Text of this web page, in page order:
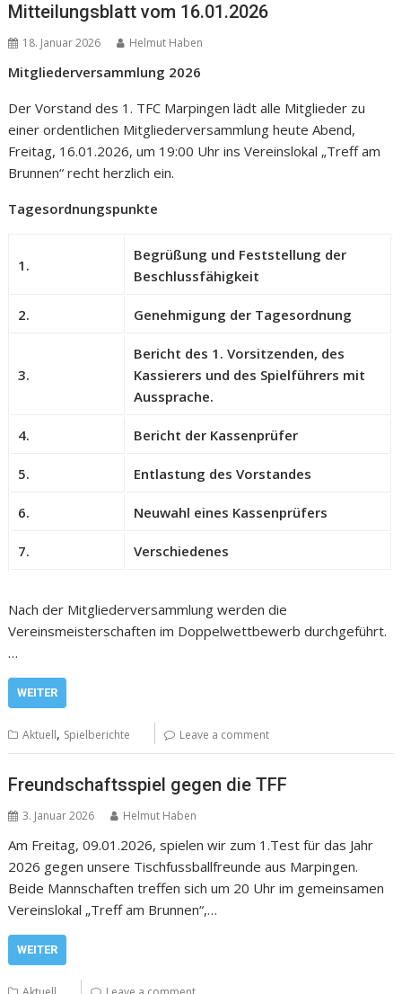
Mitteilungsblatt vom 16.01.2026
18. Januar 2026 Helmut Haben
Mitgliederversammlung 2026
Der Vorstand des 1. TFC Marpingen lädt alle Mitglieder zu
einer ordentlichen Mitgliederversammlung heute Abend,
Freitag, 16.01.2026, um 19:00 Uhr ins Vereinslokal „Treff am
Brunnen“ recht herzlich ein.
Tagesordnungspunkte
1.
Begrüßung und Feststellung der
Beschlussfähigkeit
2. Genehmigung der Tagesordnung
3.
Bericht des 1. Vorsitzenden, des
Kassierers und des Spielführers mit
Aussprache.
4. Bericht der Kassenprüfer
5. Entlastung des Vorstandes
6. Neuwahl eines Kassenprüfers
7. Verschiedenes
Nach der Mitgliederversammlung werden die
Vereinsmeisterschaften im Doppelwettbewerb durchgeführt.
…
WEITER
Aktuell, Spielberichte Leave a comment
Freundschaftsspiel gegen die TFF
3. Januar 2026 Helmut Haben
Am Freitag, 09.01.2026, spielen wir zum 1.Test für das Jahr
2026 gegen unsere Tischfussballfreunde aus Marpingen.
Beide Mannschaften treffen sich um 20 Uhr im gemeinsamen
Vereinslokal „Treff am Brunnen“,…
WEITER